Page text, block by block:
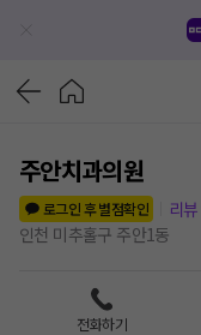
주안치과의원
로그인 후 별점확인
리뷰
인천 미추홀구 주안1동
전화하기